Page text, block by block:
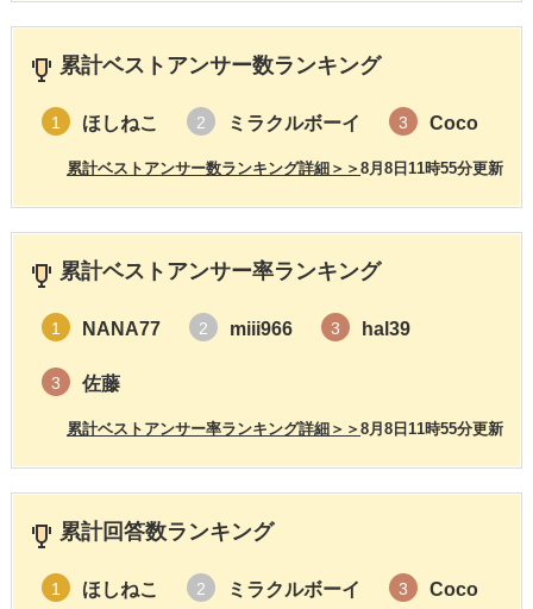
累計ベストアンサー数ランキング
1 ほしねこ 2 ミラクルボーイ 3 Coco
8月8日11時55分更新
累計ベストアンサー数ランキング詳細＞＞
累計ベストアンサー率ランキング
1 NANA77 2 miii966 3 hal39
3 佐藤
8月8日11時55分更新
累計ベストアンサー率ランキング詳細＞＞
累計回答数ランキング
1 ほしねこ 2 ミラクルボーイ 3 Coco